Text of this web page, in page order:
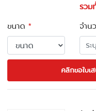
รว
ขนาด * จำน
คลิกขอใบเ